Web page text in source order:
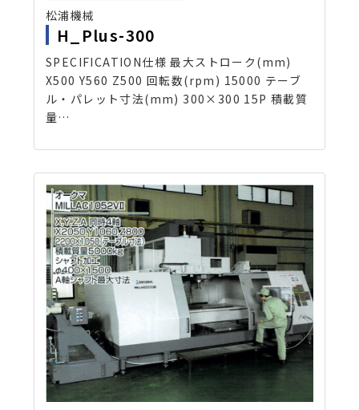
松浦機械
H_Plus-300
SPECIFICATION仕様 最大ストローク(mm)
X500 Y560 Z500 回転数(rpm) 15000 テーブ
ル・パレット寸法(mm) 300×300 15P 積載質
量…